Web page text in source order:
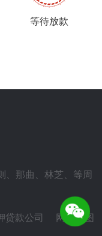
等待放款
那曲 林芝 、等周
贷款公司 网站地图